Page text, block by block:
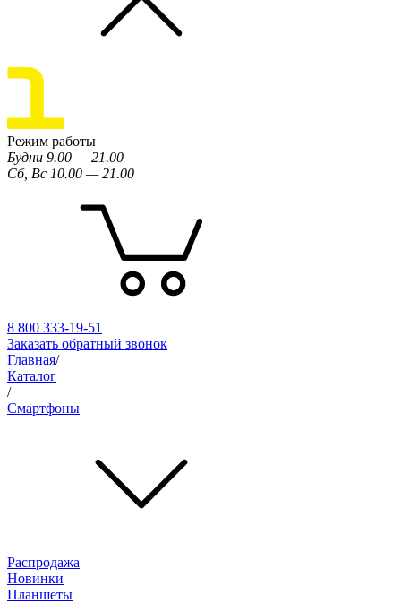
Режим работы
Будни 9.00 — 21.00
Сб, Вс 10.00 — 21.00
8 800 333-19-51
Заказать обратный звонок
Главная/
Каталог
/
Смартфоны
Распродажа
Новинки
Планшеты